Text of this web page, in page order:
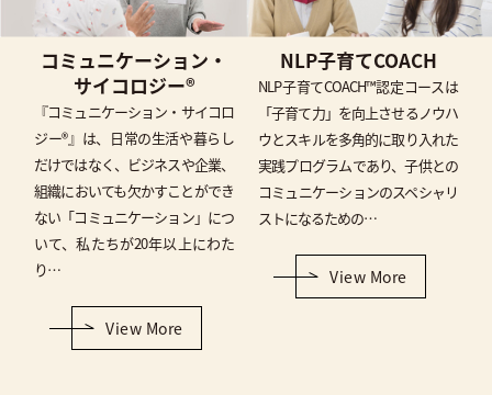
コミュニケーション・
サイコロジー®
『コミュニケーション・サイコロ
ジー®』は、日常の生活や暮らし
だけではなく、ビジネスや企業、
組織においても欠かすことができ
ない「コミュニケーション」につ
いて、私たちが20年以上にわた
り…
View More
NLP子育てCOACH
NLP子育てCOACH™認定コースは
「子育て力」を向上させるノウハ
ウとスキルを多角的に取り入れた
実践プログラムであり、子供との
コミュニケーションのスペシャリ
ストになるための…
View More